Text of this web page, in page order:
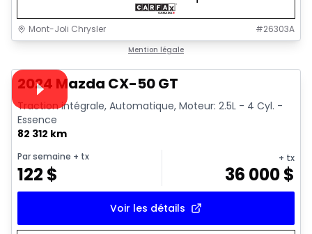
Mont-Joli Chrysler #26303A
Mention légale
Vidéo disponible
2024 Mazda CX-50 GT
Traction intégrale, Automatique, Moteur: 2.5L - 4 Cyl. -
Essence
82 312 km
Par semaine + tx
122 $
+ tx
36 000$
Voir les détails